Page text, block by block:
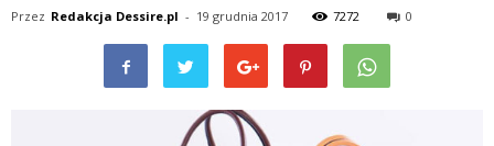
Przez Redakcja Dessire.pl - 19 grudnia 2017 7272 0